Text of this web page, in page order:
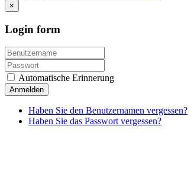
×
Login form
Automatische Erinnerung
Anmelden
Haben Sie den Benutzernamen vergessen?
Haben Sie das Passwort vergessen?